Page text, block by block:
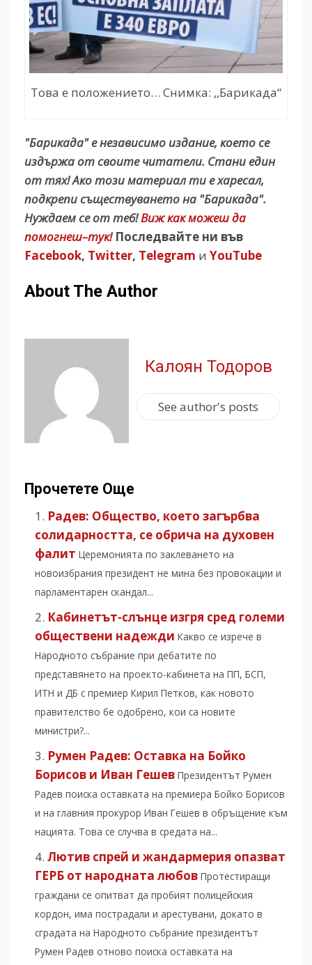
Това е положението… Снимка: ,,Барикада“
"Барикада" е независимо издание, което се
издържа от своите читатели. Стани един
от тях! Ако този материал ти е харесал,
подкрепи съществуването на "Барикада".
Нуждаем се от теб!Виж как можеш да
помогнеш–тук! Последвайте ни във
Facebook, Twitter, Telegram и YouTube
About The Author
Калоян Тодоров
See author's posts
Прочетете Още
Радев: Общество, което загърбва
солидарността, се обрича на духовен
фалит Церемонията по заклеването на
новоизбрания президент не мина без провокации и
парламентарен скандал...
Кабинетът-слънце изгря сред големи
обществени надежди Какво се изрече в
Народното събрание при дебатите по
представянето на проекто-кабинета на ПП, БСП,
ИТН и ДБ с премиер Кирил Петков, как новото
правителство бе одобрено, кои са новите
министри?...
Румен Радев: Оставка на Бойко
Борисов и Иван Гешев Президентът Румен
Радев поиска оставката на премиера Бойко Борисов
и на главния прокурор Иван Гешев в обръщение към
нацията. Това се случва в средата на...
Лютив спрей и жандармерия опазват
ГЕРБ от народната любов Протестиращи
граждани се опитват да пробият полицейския
кордон, има пострадали и арестувани, докато в
сградата на Народното събрание президентът
Румен Радев отново поиска оставката на